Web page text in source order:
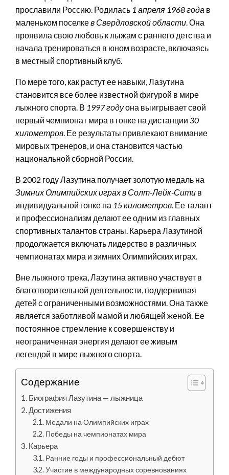
прославили Россию. Родилась 1 апреля 1968 года в
маленьком поселкев Свердловской области. Она
проявила свою любовь к лыжам с раннего детства и
начала тренироваться в юном возрасте, включаясь
в местный спортивный клуб.
По мере того, как растут ее навыки, Лазутина
становится все более известной фигурой в мире
лыжного спорта. В 1997 годуона выигрывает свой
первый чемпионат мира в гонке на дистанции 30
километров. Ее результаты привлекают внимание
мировых тренеров, и она становится частью
национальной сборной России.
В 2002 году Лазутина получает золотую медаль на
Зимних Олимпийских играх в Солт-Лейк-Сити в
индивидуальной гонке на 15 километров. Ее талант
и профессионализм делают ее одним из главных
спортивных талантов страны. Карьера Лазутиной
продолжается включать лидерство в различных
чемпионатах мира и зимних Олимпийских играх.
Вне лыжного трека, Лазутина активно участвует в
благотворительной деятельности, поддерживая
детей с ограниченными возможностями. Она также
является заботливой мамой и любящей женой. Ее
постоянное стремление к совершенству и
неограниченная энергия делают ее живым
легендой в мире лыжного спорта.
Содержание
Биография Лазутина — лыжница
Достижения
Медали на Олимпийских играх
Победы на чемпионатах мира
Карьера
Ранние годы и профессиональный дебют
Участие в международных соревнованиях